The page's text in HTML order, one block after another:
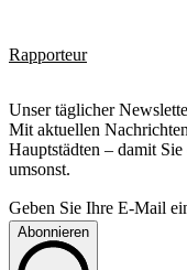
Rapporteur
Unser täglicher
Mit aktuellen
Hauptstädten – damit
umsonst.
Geben Sie Ihre E-Mail
Abonnieren